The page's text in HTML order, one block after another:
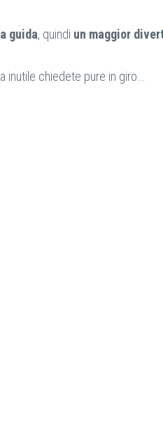
guida, quindi un maggior
chiedete pure in giro...